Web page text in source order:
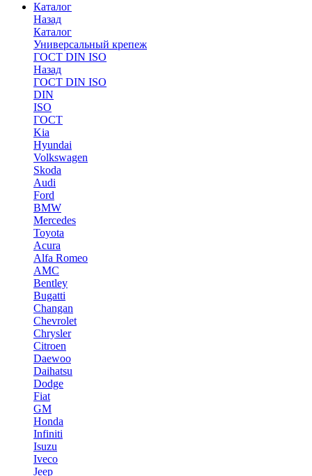
Каталог
Назад
Каталог
Универсальный крепеж
ГОСТ DIN ISO
Назад
ГОСТ DIN ISO
DIN
ISO
ГОСТ
Kia
Hyundai
Volkswagen
Skoda
Audi
Ford
BMW
Mercedes
Toyota
Acura
Alfa Romeo
AMC
Bentley
Bugatti
Changan
Chevrolet
Chrysler
Citroen
Daewoo
Daihatsu
Dodge
Fiat
GM
Honda
Infiniti
Isuzu
Iveco
Jeep